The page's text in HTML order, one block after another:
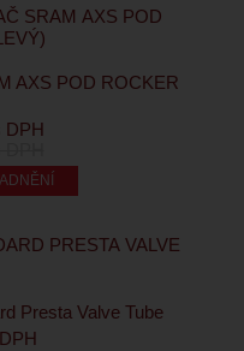
SRAM AXS POD
DPH
PRESTA VALVE